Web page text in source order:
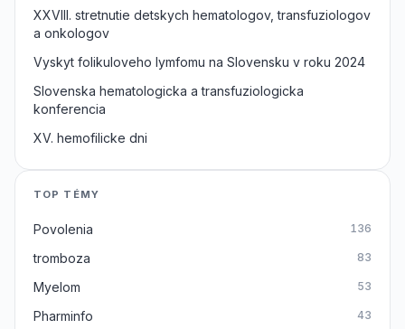
XXVIII. stretnutie detskych hematologov, transfuziologov
a onkologov
Vyskyt folikuloveho lymfomu na Slovensku v roku 2024
Slovenska hematologicka a transfuziologicka
konferencia
XV. hemofilicke dni
TOP TÉMY
Povolenia 136
tromboza 83
Myelom 53
Pharminfo 43